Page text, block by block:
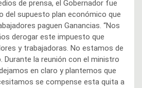
de prensa, el Gobernador fue
del supuesto plan económico que
paguen Ganancias. “Nos
derogar este impuesto que
y trabajadoras. No estamos de
Durante la reunión con el ministro
en claro y plantemos que
se compense esta quita a